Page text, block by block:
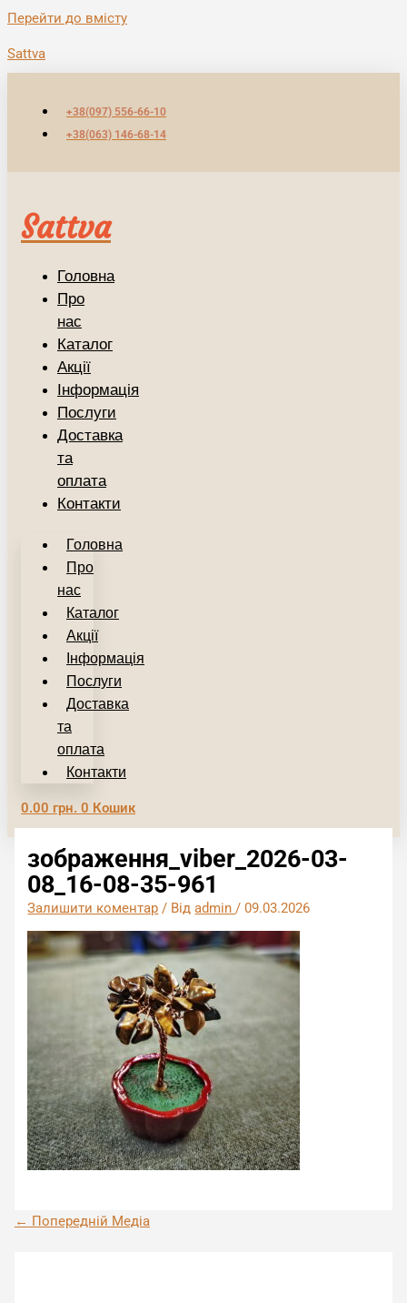
Перейти до вмісту
Sattva
+38(097) 556-66-10
+38(063) 146-68-14
Sattva
Головна
Про
нас
Каталог
Акції
Інформація
Послуги
Доставка
та
оплата
Контакти
Головна
Про
нас
Каталог
Акції
Інформація
Послуги
Доставка
та
оплата
Контакти
0.00 грн. 0 Кошик
зображення_viber_2026-03-
08_16-08-35-961
Залишити коментар / Відadmin/09.03.2026
← Попередній Медіа